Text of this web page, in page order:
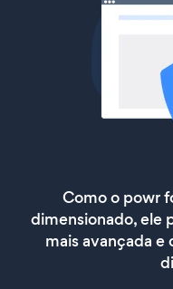
Como o powr
dimensionado, ele
mais avançada e